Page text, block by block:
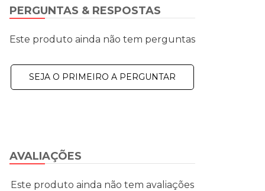
AVALIAÇÕES
Este produto ainda não tem avaliações
PERGUNTAS & RESPOSTAS
Este produto ainda não tem perguntas
SEJA O PRIMEIRO A PERGUNTAR